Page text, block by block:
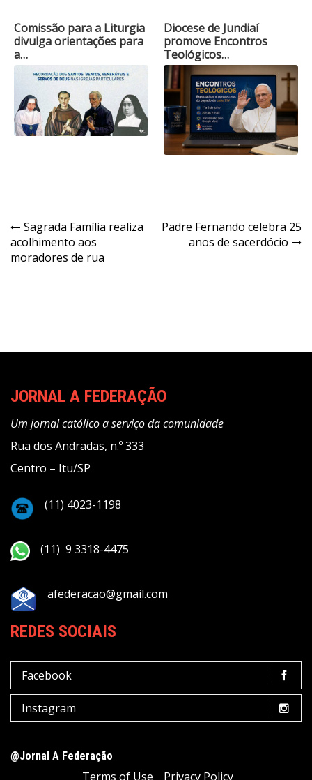
Comissão para a Liturgia
divulga orientações para
a…
Diocese de Jundiaí
promove Encontros
Teológicos…
Navegação
de
Sagrada Família realiza
acolhimento aos
moradores de rua
Padre Fernando celebra 25
anos de sacerdócio
JORNAL A FEDERAÇÃO
Um jornal católico a serviço da comunidade
Rua dos Andradas, n.º 333
Centro – Itu/SP
(11) 4023-1198
(11) 9 3318-4475
afederacao@gmail.com
REDES SOCIAIS
Facebook
Instagram
@Jornal A Federação
Terms of Use Privacy Policy